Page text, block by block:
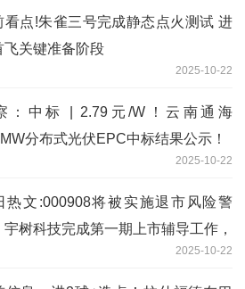
看点!朱雀三号完成静态点火测试 进
飞关键准备阶段
2025-10-22
：中标 | 2.79元/W！云南通海
分布式光伏EPC中标结果公示！
2025-10-22
热文:000908将被实施退市风险警
宇树科技完成第一期上市辅导工作，
2025-10-22